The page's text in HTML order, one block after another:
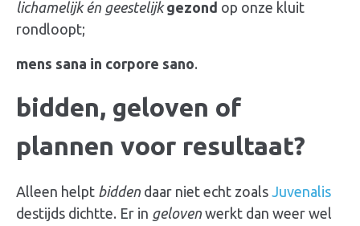
lichamelijk én geestelijk gezond op onze kluit
rondloopt;
mens sana in corpore sano.
bidden, geloven of
plannen voor resultaat?
Alleen helpt bidden daar niet echt zoals Juvenalis
destijds dichtte. Er in geloven werkt dan weer wel